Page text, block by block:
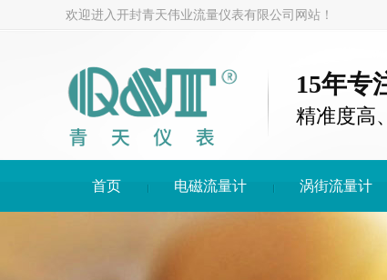
欢迎进入开封青天伟业流量仪表有限公司网站！
15年专
精准度高
首页 电磁流量计 涡街流量计